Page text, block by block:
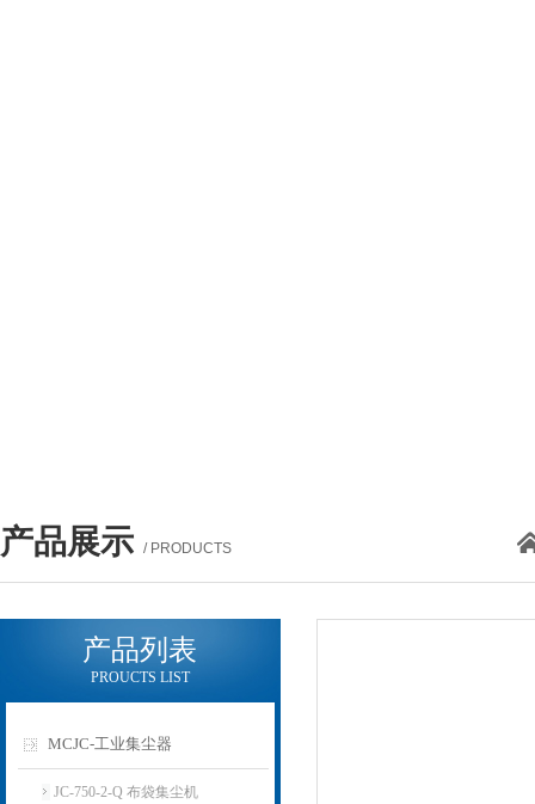
产品展示 / PRODUCTS
产品列表
PROUCTS LIST
MCJC-工业集尘器
JC-750-2-Q 布袋集尘机